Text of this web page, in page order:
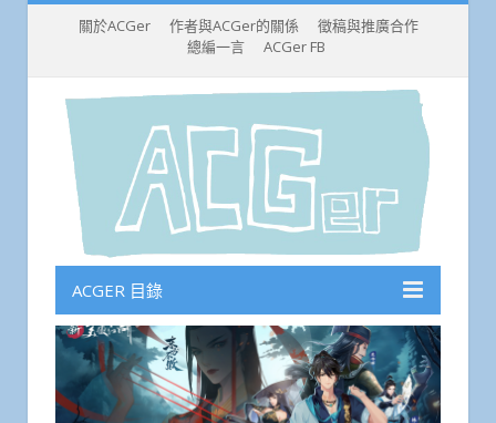
關於ACGer 作者與ACGer的關係
徵稿與推廣合作
總編一言
ACGer FB
ACGER 目錄